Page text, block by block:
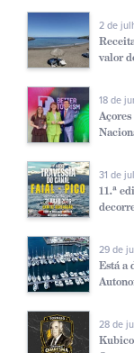
2 de
valor
18 de
31 de
11.ª
29 de
Está a
28 de